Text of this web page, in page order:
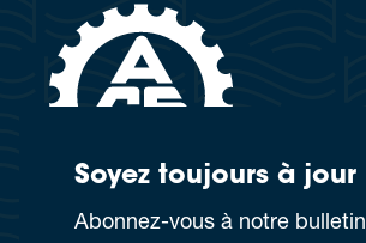
Soyez tou­jours à jour
Abon­nez-vous à notre bul­le­tin